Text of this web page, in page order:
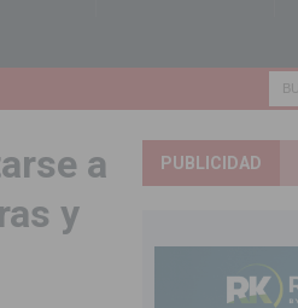
a
y
PUBLICIDAD